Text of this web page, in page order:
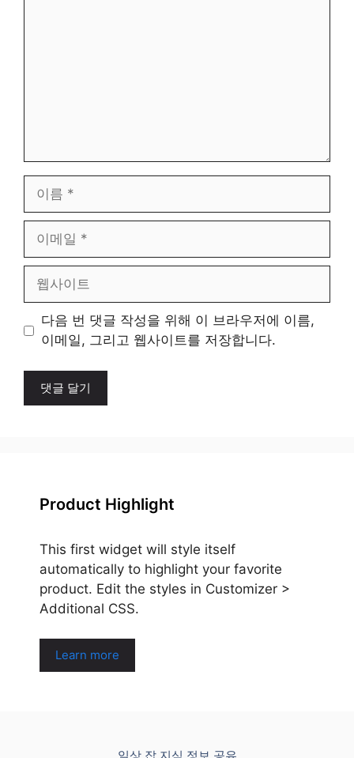
일
트
다음 번 댓글 작성을 위해 이 브라우저에 이름,
이메일, 그리고 웹사이트를 저장합니다.
Product Highlight
This first widget will style itself
automatically to highlight your favorite
product. Edit the styles in Customizer >
Additional CSS.
Learn more